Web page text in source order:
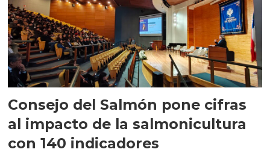
Consejo del Salmón pone cifras
al impacto de la salmonicultura
con 140 indicadores